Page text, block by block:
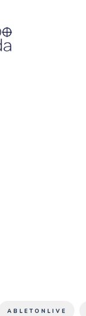
ABLETONLIVE